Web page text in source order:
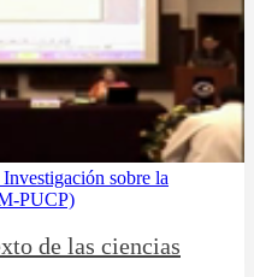
sobre la
PUCP)
de las ciencias